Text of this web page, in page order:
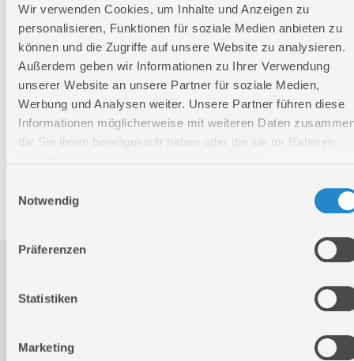
Wir verwenden Cookies, um Inhalte und Anzeigen zu
personalisieren, Funktionen für soziale Medien anbieten zu
können und die Zugriffe auf unsere Website zu analysieren.
Außerdem geben wir Informationen zu Ihrer Verwendung
unserer Website an unsere Partner für soziale Medien,
Werbung und Analysen weiter. Unsere Partner führen diese
Informationen möglicherweise mit weiteren Daten
die Sie ihnen bereitgestellt haben oder die sie im Rahmen
Notwendig
Präferenzen
Statistiken
Marketing
Verpackungsmaße
Länge
1275 mm
Breite
505 mm
795 mm
Nettogewicht:
56,4 kg
Bruttogewicht:
62,2 kg